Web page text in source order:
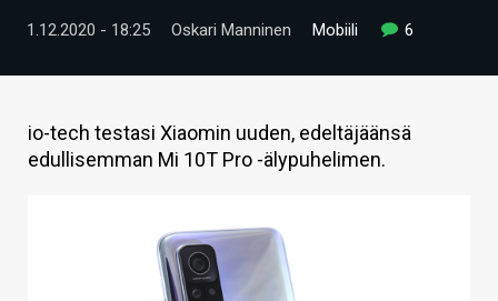
TIETOA
1.12.2020 - 18:25 Oskari Manninen Mobiili 6
io-tech testasi Xiaomin uuden, edeltäjäänsä
edullisemman Mi 10T Pro -älypuhelimen.